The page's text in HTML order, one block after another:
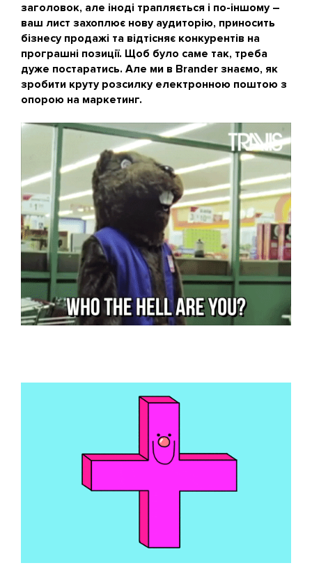
заголовок, але іноді трапляється і по-іншому –
ваш лист захоплює нову аудиторію, приносить
бізнесу продажі та відтісняє конкурентів на
програшні позиції. Щоб було саме так, треба
дуже постаратись. Але ми в Brander знаємо, як
зробити круту розсилку електронною поштою з
опорою на маркетинг.